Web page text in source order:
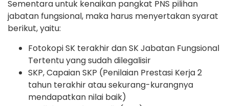
Sementara untuk kenaikan pangkat PNS pilihan
jabatan fungsional, maka harus menyertakan syarat
berikut, yaitu:
Fotokopi SK terakhir dan SK Jabatan Fungsional
Tertentu yang sudah dilegalisir
SKP, Capaian SKP (Penilaian Prestasi Kerja 2
tahun terakhir atau sekurang-kurangnya
mendapatkan nilai baik)